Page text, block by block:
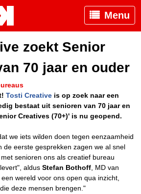
Menu
zoekt Senior
70 jaar en ouder
Tosti Creative is op zoek naar een
bestaat uit senioren van 70 jaar en
Creatives (70+)' is nu geopend.
we iets wilden doen tegen eenzaamheid
de eerste gesprekken zagen we al snel
senioren ons als creatief bureau
aldus Stefan Bothoff , MD van
wereld voor ons open qua inzicht,
deze mensen brengen."